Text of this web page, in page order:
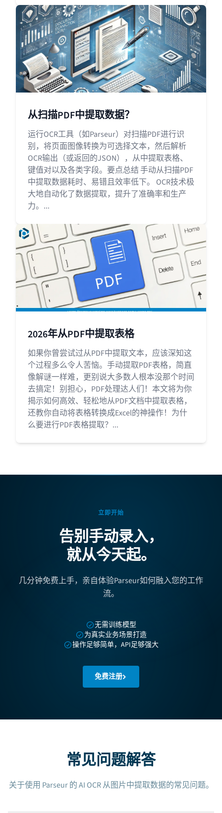
从扫描PDF中提取数据？
运行OCR工具（如Parseur）对扫描PDF进行识
别，将页面图像转换为可选择文本，然后解析
OCR输出（或返回的JSON），从中提取表格、
键值对以及各类字段。要点总结 手动从扫描PDF
中提取数据耗时、易错且效率低下。 OCR技术极
大地自动化了数据提取，提升了准确率和生产
力。...
2026年从PDF中提取表格
如果你曾尝试过从PDF中提取文本，应该深知这
个过程多么令人苦恼。手动提取PDF表格，简直
像解谜一样难，更别说大多数人根本没那个时间
去搞定！别担心，PDF处理达人们！本文将为你
揭示如何高效、轻松地从PDF文档中提取表格，
还教你自动将表格转换成Excel的神操作！为什
么要进行PDF表格提取？...
立即开始
告别手动录入，
就从今天起。
几分钟免费上手，亲自体验Parseur如何融入您的工作
流。
无需训练模型
为真实业务场景打造
操作足够简单，API足够强大
免费注册
常见问题解答
关于使用 Parseur 的 AI OCR 从图片中提取数据的常见问题。